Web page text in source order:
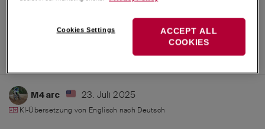
Antworten
, und9weiteren
M4arc 23. Juli 2025
KI-Übersetzung von Englisch nach Deutsch
Cookies Settings
ACCEPT ALL
COOKIES